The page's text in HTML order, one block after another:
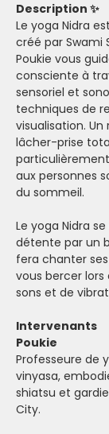
Description ✨
Le yoga Nidra
créé par Swami
Poukie vous
consciente à
sensoriel et
techniques de
visualisation.
lâcher-prise
aux personnes
du sommeil.
Le yoga Nidra
détente par un
fera chanter
vous bercer
sons et de
Intervenants
Poukie
Professeure de
vinyasa,
shiatsu et
City.